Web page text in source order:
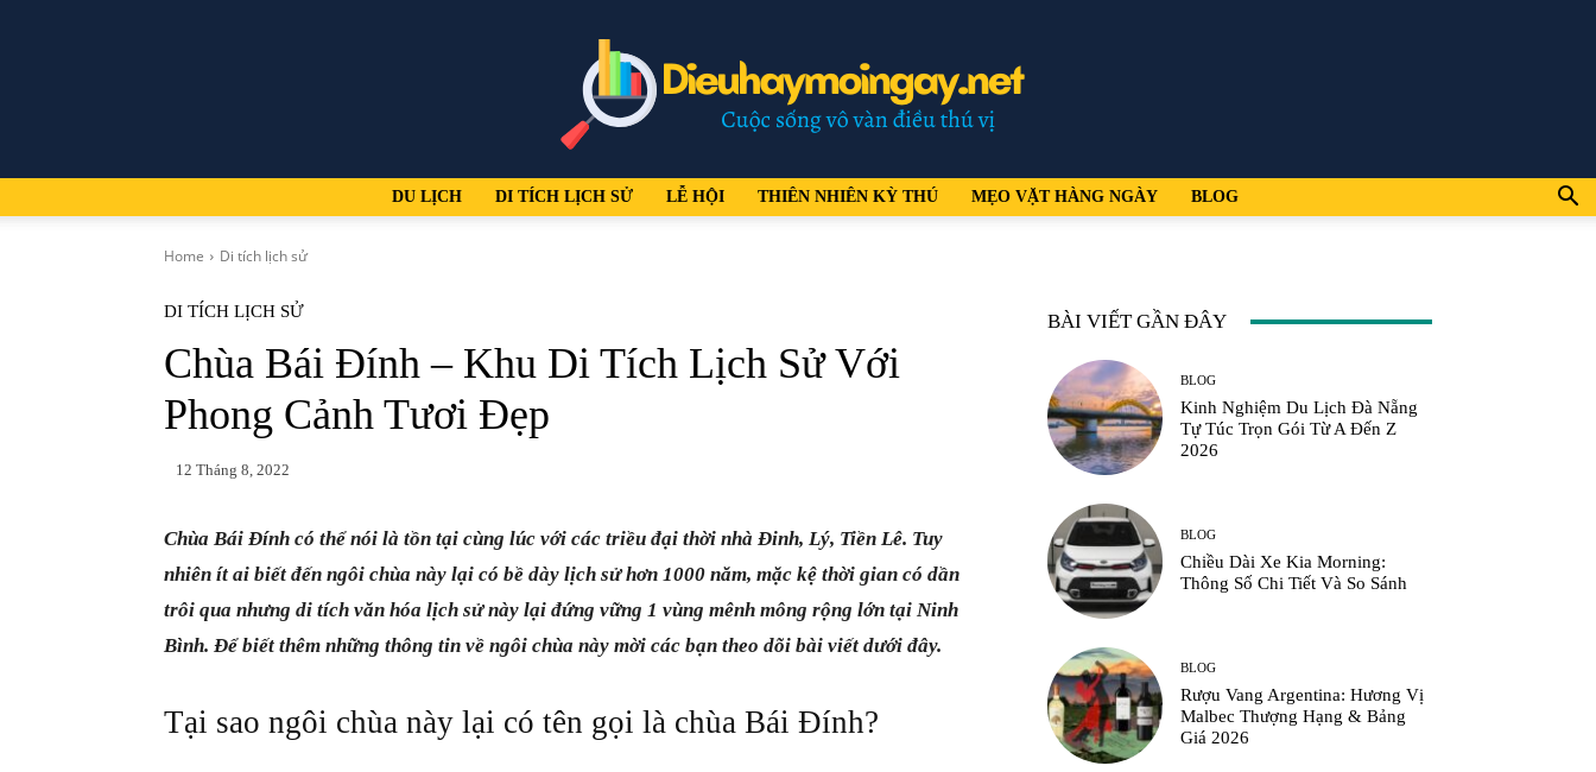
Cuộc
sống
DU LỊCH DI TÍCH LỊCH SỬ LỄ HỘI THIÊN NHIÊN KỲ THÚ MẸO VẶT HÀNG NGÀY BLOG
Home Di tích lịch sử
DI TÍCH LỊCH SỬ
Chùa Bái Đính – Khu Di Tích Lịch Sử Với
Phong Cảnh Tươi Đẹp
12 Tháng 8, 2022
Chùa Bái Đính có thể nói là tồn tại cùng lúc với các triều đại thời nhà Đinh, Lý, Tiền Lê. Tuy
nhiên ít ai biết đến ngôi chùa này lại có bề dày lịch sử hơn 1000 năm, mặc kệ thời gian có dần
trôi qua nhưng di tích văn hóa lịch sử này lại đứng vững 1 vùng mênh mông rộng lớn tại Ninh
Bình. Để biết thêm những thông tin về ngôi chùa này mời các bạn theo dõi bài viết dưới đây.
Tại sao ngôi chùa này lại có tên gọi là chùa Bái Đính?
BÀI VIẾT GẦN ĐÂY
BLOG
Kinh Nghiệm Du Lịch Đà Nẵng
Tự Túc Trọn Gói Từ A Đến Z
2026
BLOG
Chiều Dài Xe Kia Morning:
Thông Số Chi Tiết Và So Sánh
BLOG
Rượu Vang Argentina: Hương Vị
Malbec Thượng Hạng & Bảng
Giá 2026